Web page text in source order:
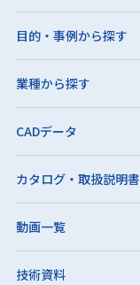
目的・事例から探す
業種から探す
CADデータ
カタログ・取扱説明書
動画一覧
技術資料